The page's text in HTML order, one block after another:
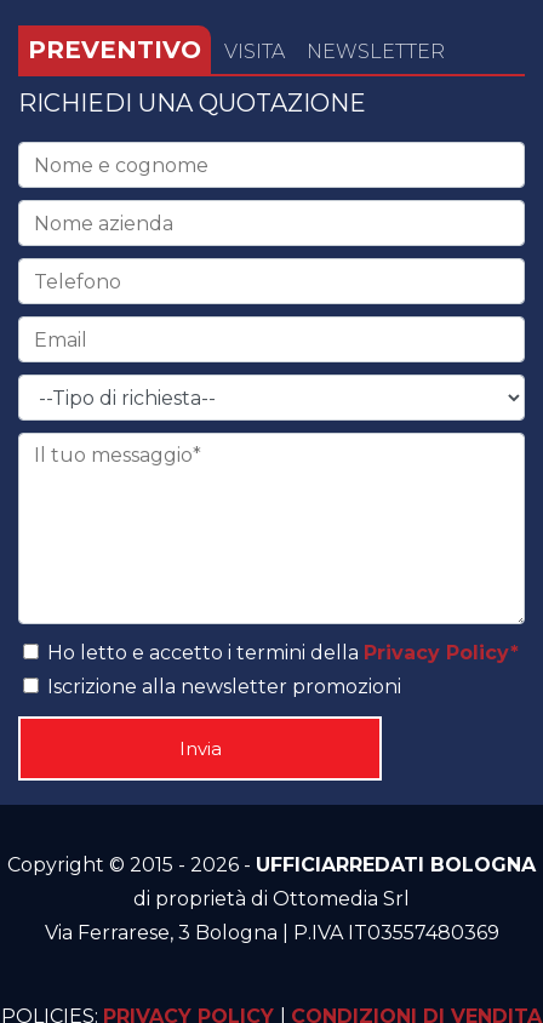
PREVENTIVO VISITA NEWSLETTER
RICHIEDI UNA QUOTAZIONE
Ho letto e accetto i termini della Privacy Policy*
Iscrizione alla newsletter promozioni
Copyright © 2015 - 2026 - UFFICIARREDATI BOLOGNA
di proprietà di Ottomedia Srl
Via Ferrarese, 3 Bologna | P.IVA IT03557480369
POLICIES: PRIVACY POLICY CONDIZIONI DI VENDITA